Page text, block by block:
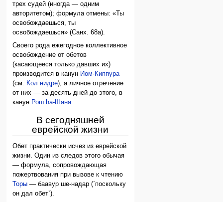
трех судей (иногда — одним
авторитетом); формула отмены: «Ты
освобождаешься, ты
освобождаешься» (Санх. 68а).
Своего рода ежегодное коллективное
освобождение от обетов
(касающееся только давших их)
производится в канун Иом-Киппура
(см.
Кол нидре), а личное отречение
от них — за десять дней до этого, в
канун Рош hа-Шана
В сегодняшней
еврейской жизни
Обет практически исчез из еврейской
жизни. Один из следов этого обычая
— формула, сопровождающая
пожертвования при вызове к чтению
Торы — баавур ше-надар (`поскольку
он дал обет`).